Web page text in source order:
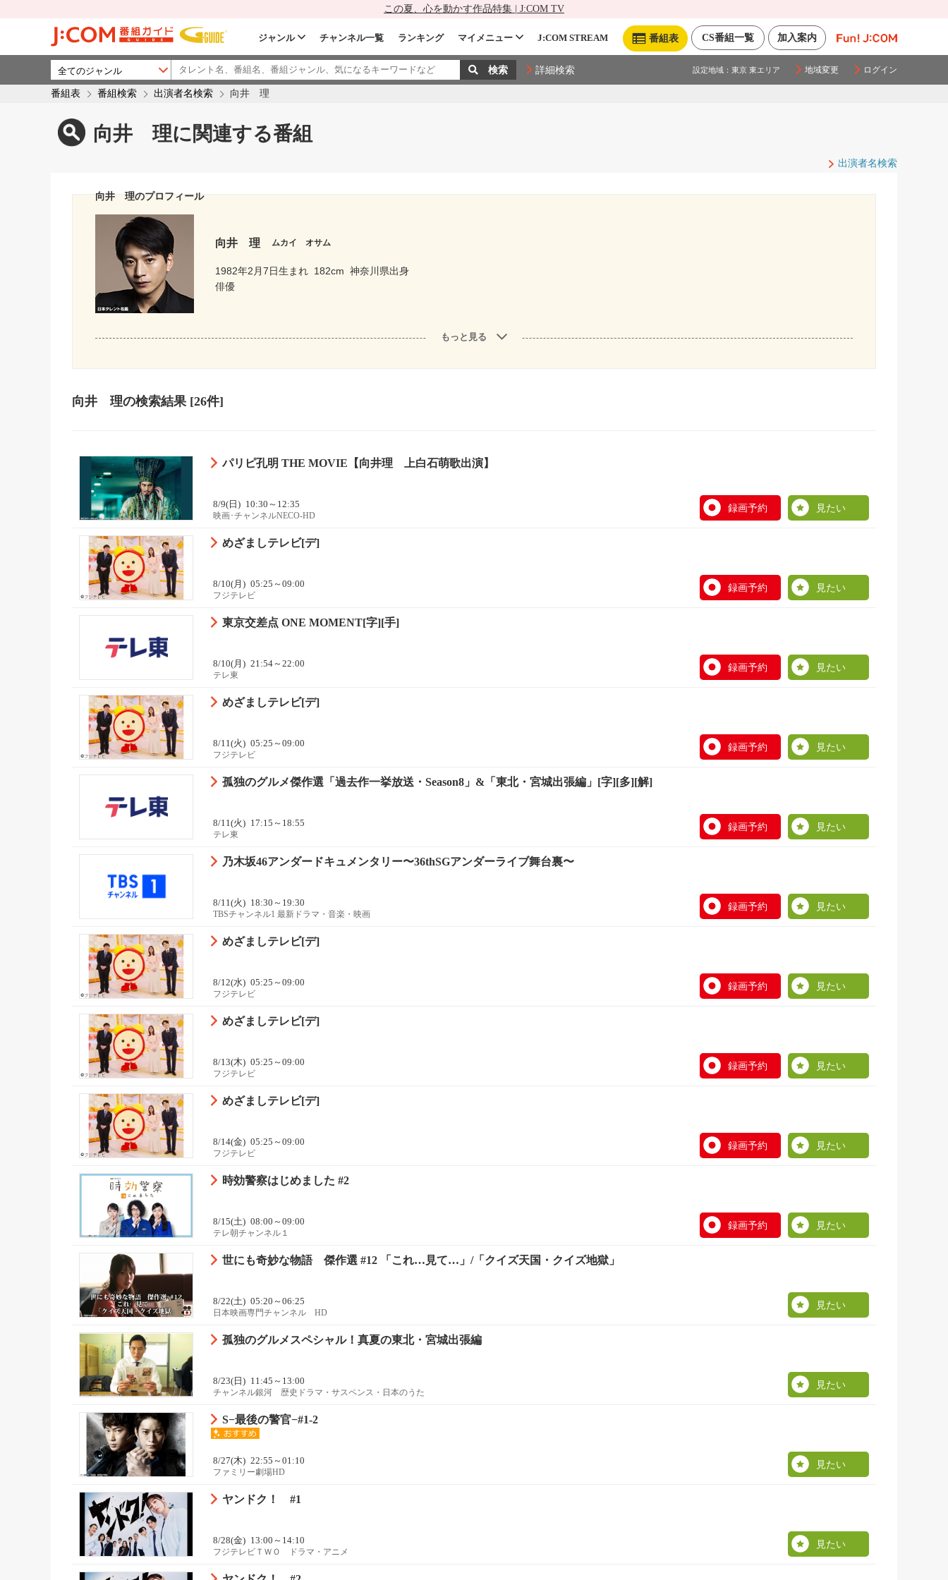
この夏、心を動かす作品特集 | J:COM TV
加入案内
CS番組一覧
番組表
ジャンル チャンネル一覧 ランキング マイメニュー J:COM STREAM
詳細検索 設定地域： 東京 東エリア 地域変更 ログイン
番組表 番組検索 出演者名検索 向井 理
向井 理に関連する番組
出演者名検索
向井 理のプロフィール
向井 理 ムカイ オサム
1982年2月7日生まれ 182cm 神奈川県出身
俳優
もっと見る
向井 理の検索結果 [26件]
パリピ孔明 THE MOVIE【向井理 上白石萌歌出演】
8/9(日) 10:30～12:35
映画･チャンネルNECO-HD
録画予約 見たい
めざましテレビ[デ]
8/10(月) 05:25～09:00
フジテレビ
録画予約 見たい
東京交差点 ONE MOMENT[字][手]
8/10(月) 21:54～22:00
テレ東
録画予約 見たい
めざましテレビ[デ]
8/11(火) 05:25～09:00
フジテレビ
録画予約 見たい
孤独のグルメ傑作選「過去作一挙放送・Season8」&「東北・宮城出張編」[字][多][解]
8/11(火) 17:15～18:55
テレ東
録画予約 見たい
乃木坂46アンダードキュメンタリー〜36thSGアンダーライブ舞台裏〜
8/11(火) 18:30～19:30
TBSチャンネル1 最新ドラマ・音楽・映画
録画予約 見たい
めざましテレビ[デ]
8/12(水) 05:25～09:00
フジテレビ
録画予約 見たい
めざましテレビ[デ]
8/13(木) 05:25～09:00
フジテレビ
録画予約 見たい
めざましテレビ[デ]
8/14(金) 05:25～09:00
フジテレビ
録画予約 見たい
時効警察はじめました #2
8/15(土) 08:00～09:00
テレ朝チャンネル１
録画予約 見たい
世にも奇妙な物語 傑作選 #12 「これ…見て…」/「クイズ天国・クイズ地獄」
8/22(土) 05:20～06:25
日本映画専門チャンネル HD
見たい
孤独のグルメスペシャル！真夏の東北・宮城出張編
8/23(日) 11:45～13:00
チャンネル銀河 歴史ドラマ・サスペンス・日本のうた
見たい
S−最後の警官−#1-2
8/27(木) 22:55～01:10
ファミリー劇場HD
見たい
ヤンドク！ #1
8/28(金) 13:00～14:10
フジテレビＴＷＯ ドラマ・アニメ
見たい